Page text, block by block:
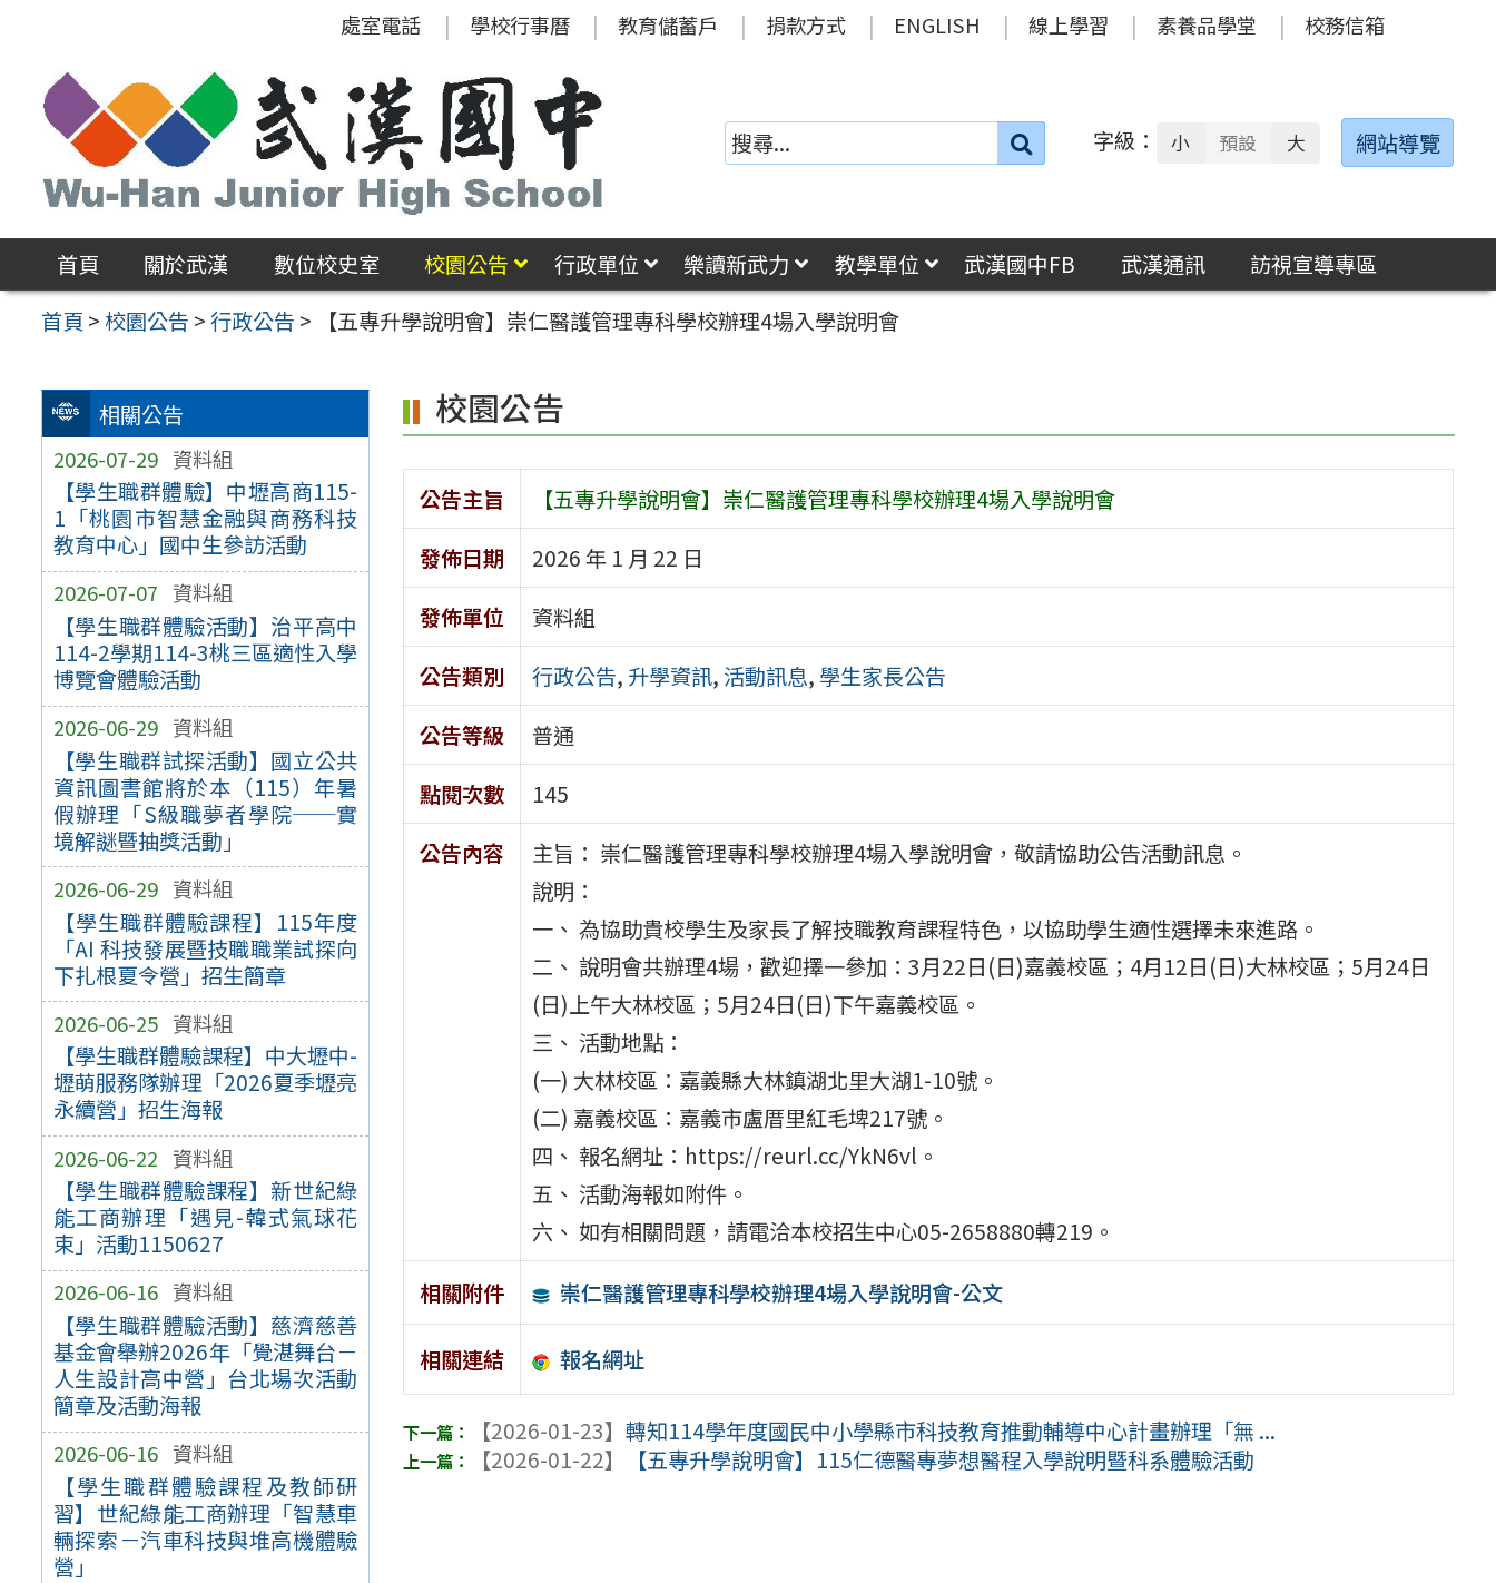
區
處室電話 學校行事曆 教育儲蓄戶 捐款方式 ENGLISH 線上學習 素養品學堂 校務信箱
搜
字級： 小 預設 大 網站導覽
首頁 關於武漢 數位校史室 校園公告 行政單位 樂讀新武力 教學單位 武漢國中FB 武漢通訊
訪視宣導專區
首頁 >校園公告 >行政公告 > 【五專升學說明會】崇仁醫護管理專科學校辦理4場入學說明會
相關公告
2026-07-29 資料組
【學生職群體驗】中壢高商115-
1「桃園市智慧金融與商務科技
教育中心」國中生參訪活動
2026-07-07 資料組
【學生職群體驗活動】治平高中
114-2學期114-3桃三區適性入學
博覽會體驗活動
2026-06-29 資料組
【學生職群試探活動】國立公共
資訊圖書館將於本（115）年暑
假辦理「S級職夢者學院──實
境解謎暨抽獎活動」
2026-06-29 資料組
【學生職群體驗課程】115年度
「AI 科技發展暨技職職業試探向
下扎根夏令營」招生簡章
2026-06-25 資料組
【學生職群體驗課程】中大壢中-
壢萌服務隊辦理「2026夏季壢亮
永續營」招生海報
2026-06-22 資料組
【學生職群體驗課程】新世紀綠
能工商辦理「遇見-韓式氣球花
束」活動1150627
2026-06-16 資料組
【學生職群體驗活動】慈濟慈善
基金會舉辦2026年「覺湛舞台－
人生設計高中營」台北場次活動
簡章及活動海報
2026-06-16 資料組
【學生職群體驗課程及教師研
習】世紀綠能工商辦理「智慧車
輛探索－汽車科技與堆高機體驗
營」
校園公告
公告主旨
【五專升學說明會】崇仁醫護管理專科學校辦理4場入學說明會
發佈日期
2026 年 1 月 22 日
發佈單位
資料組
公告類別
行政公告, 升學資訊, 活動訊息, 學生家長公告
公告等級
普通
點閱次數
145
公告內容
主旨： 崇仁醫護管理專科學校辦理4場入學說明會，敬請協助公告活動訊息。
說明：
一、 為協助貴校學生及家長了解技職教育課程特色，以協助學生適性選擇未來進路。
二、 說明會共辦理4場，歡迎擇一參加：3月22日(日)嘉義校區；4月12日(日)大林校區；5月24日
(日)上午大林校區；5月24日(日)下午嘉義校區。
三、 活動地點：
(一) 大林校區：嘉義縣大林鎮湖北里大湖1-10號。
(二) 嘉義校區：嘉義市盧厝里紅毛埤217號。
四、 報名網址：https://reurl.cc/YkN6vl。
五、 活動海報如附件。
六、 如有相關問題，請電洽本校招生中心05-2658880轉219。
相關附件
崇仁醫護管理專科學校辦理4場入學說明會-公文
相關連結 報名網址
【2026-01-23】轉知114學年度國民中小學縣市科技教育推動輔導中心計畫辦理「無 ...
【2026-01-22】
【五專升學說明會】115仁德醫專夢想醫程入學說明暨科系體驗活動